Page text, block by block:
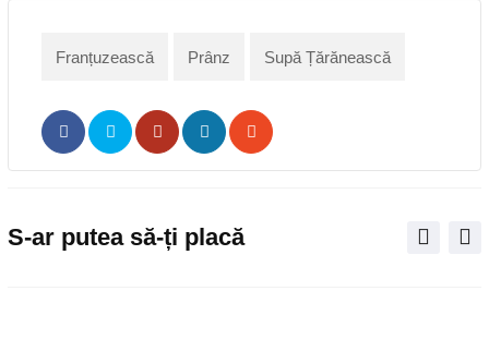
Franțuzească Prânz Supă Țărănească
PinterestShare
Print
S-ar putea să-ți placă